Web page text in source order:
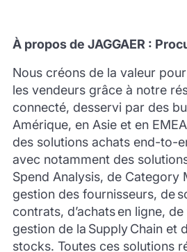
À propos de JAGGAER :
Nous créons de la valeur
les vendeurs grâce à notre
connecté, desservi par des
Amérique, en Asie et en
des solutions achats end-to-
avec notamment des
Spend Analysis, de Category
gestion des fournisseurs, de
contrats, d’achats en ligne,
gestion de la SupplyChain et
stocks. Toutes ces solutions